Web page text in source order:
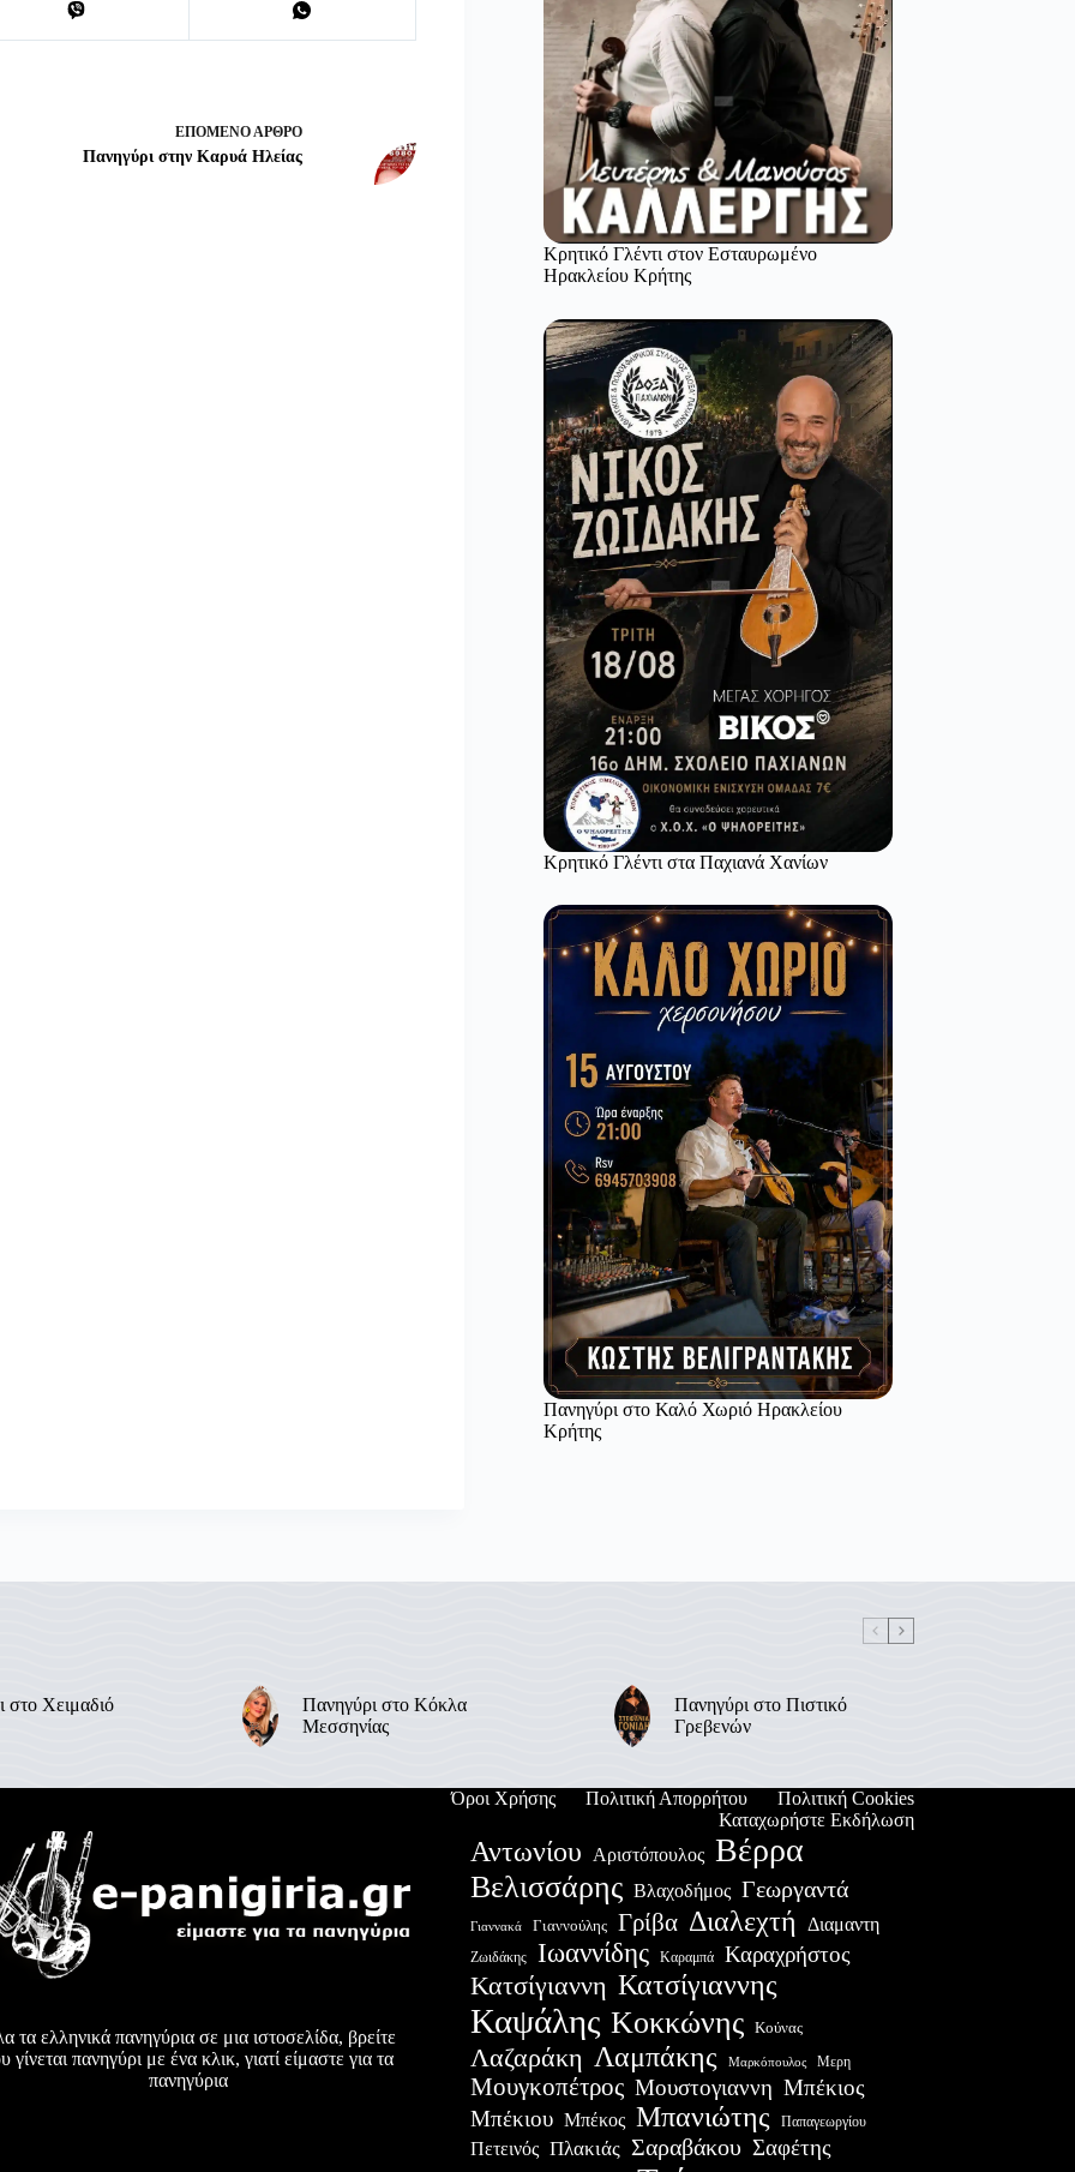
ΕΠΌΜΕΝΟΆΡΘΡΟ
Πανηγύρι στην Καρυά Ηλείας
Κρητικό Γλέντι στον Εσταυρωμένο
Ηρακλείου Κρήτης
Κρητικό Γλέντι στα Παχιανά Χανίων
Πανηγύρι στο Καλό Χωριό Ηρακλείου
Κρήτης
στο Χειμαδιό
Πανηγύρι στο Κόκλα
Μεσσηνίας
Πανηγύρι στο Πιστικό
Γρεβενών
Όροι Χρήσης Πολιτική Απορρήτου
Πολιτική Cookies
Καταχωρήστε Εκδήλωση
τα ελληνικά πανηγύρια σε μια ιστοσελίδα, βρείτε
γίνεται πανηγύρι με ένα κλικ, γιατί είμαστε για τα
πανηγύρια
Αντωνίου Αριστόπουλος Βέρρα
Βελισσάρης Βλαχοδήμος Γεωργαντά
Γιαννακά Γιαννούλης Γρίβα Διαλεχτή Διαμαντη
Ζωιδάκης Ιωαννίδης Καραμπά Καραχρήστος
Κατσίγιαννη Κατσίγιαννης
Καψάλης Κοκκώνης Κούνας
Λαζαράκη Λαμπάκης Μαρκόπουλος Μερη
Μουγκοπέτρος Μουστογιαννη Μπέκιος
Μπέκιου Μπέκος Μπανιώτης Παπαγεωργίου
Πετεινός Πλακιάς Σαραβάκου Σαφέτης